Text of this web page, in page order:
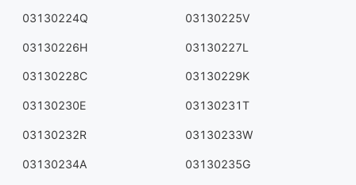
03130224Q 03130225V
03130226H 03130227L
03130228C 03130229K
03130230E 03130231T
03130232R 03130233W
03130234A 03130235G